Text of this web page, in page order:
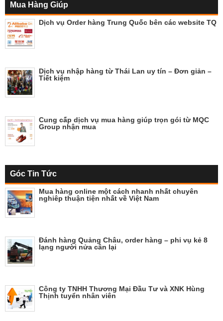
Mua Hàng Giúp
Dịch vụ Order hàng Trung Quốc bên các website TQ
Dịch vụ nhập hàng từ Thái Lan uy tín – Đơn giản –
Tiết kiệm
Cung cấp dịch vụ mua hàng giúp trọn gói từ MQC
Group nhận mua
Góc Tin Tức
Mua hàng online một cách nhanh nhất chuyên
nghiêp thuận tiện nhất về Việt Nam
Đánh hàng Quảng Châu, order hàng – phi vụ kẻ 8
lạng người nửa cân lại
Công ty TNHH Thương Mại Đầu Tư và XNK Hùng
Thịnh tuyển nhân viên